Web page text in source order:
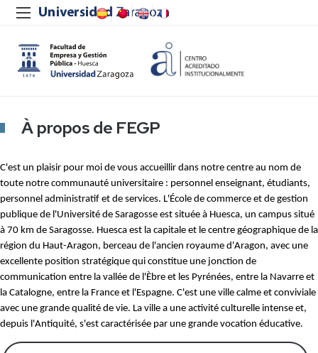
À propos de FEGP
C'est un plaisir pour moi de vous accueillir dans notre centre au nom de
toute notre communauté universitaire : personnel enseignant, étudiants,
personnel administratif et de services. L'École de commerce et de gestion
publique de l'Université de Saragosse est située à Huesca, un campus situé
à 70 km de Saragosse. Huesca est la capitale et le centre géographique de la
région du Haut-Aragon, berceau de l'ancien royaume d'Aragon, avec une
excellente position stratégique qui constitue une jonction de
communication entre la vallée de l'Èbre et les Pyrénées, entre la Navarre et
la Catalogne, entre la France et l'Espagne. C'est une ville calme et conviviale
avec une grande qualité de vie. La ville a une activité culturelle intense et,
depuis l'Antiquité, s'est caractérisée par une grande vocation éducative.